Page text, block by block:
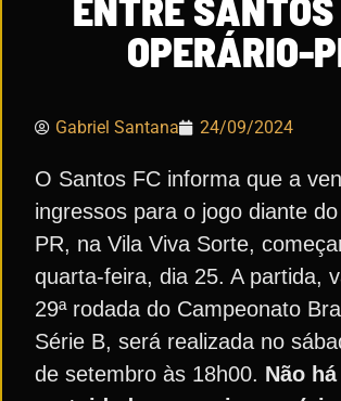
OPERÁRIO-
Gabriel Santana 24/09/2024
O Santos FC informa que a
ingressos para o jogo diante
PR, na Vila Viva Sorte,
quarta-feira, dia 25. A partida,
29ª rodada do Campeonato
Série B, será realizada no
de setembro às 18h00. Não há